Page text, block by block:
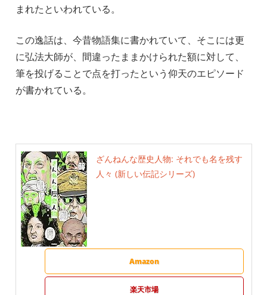
まれたといわれている。
この逸話は、今昔物語集に書かれていて、そこには更
に弘法大師が、間違ったままかけられた額に対して、
筆を投げることで点を打ったという仰天のエピソード
が書かれている。
ざんねんな歴史人物: それでも名を残す
人々 (新しい伝記シリーズ)
Amazon
楽天市場